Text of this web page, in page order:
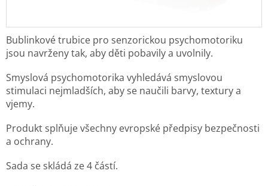
Bublinkové trubice pro senzorickou psychomotoriku
jsou navrženy tak, aby děti pobavily a uvolnily.
Smyslová psychomotorika vyhledává smyslovou
stimulaci nejmladších, aby se naučili barvy, textury a
vjemy.
Produkt splňuje všechny evropské předpisy bezpečnosti
a ochrany.
Sada se skládá ze 4 částí.